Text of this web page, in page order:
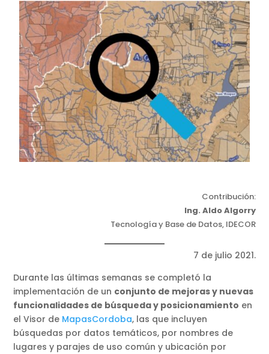
Contribución:
Ing. Aldo Algorry
Tecnología y Base de Datos, IDECOR
7 de julio 2021.
Durante las últimas semanas se completó la
implementación de un conjunto de mejoras y nuevas
funcionalidades de búsqueda y posicionamiento en
el Visor de MapasCordoba, las que incluyen
búsquedas por datos temáticos, por nombres de
lugares y parajes de uso común y ubicación por